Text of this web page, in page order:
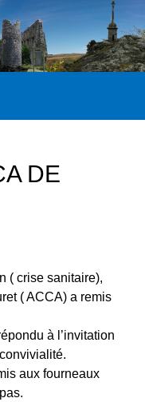
DE
( crise sanitaire),
( ACCA) a remis
à l’invitation
aux fourneaux